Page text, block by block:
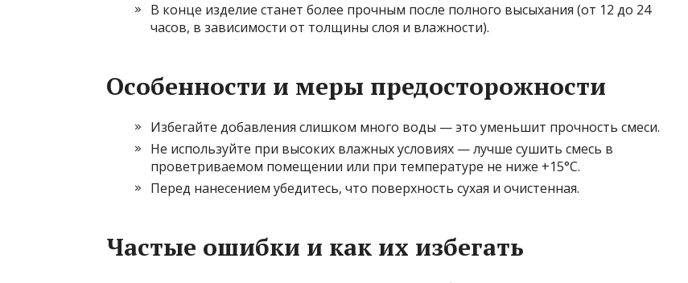
В конце изделие станет более прочным после полного высыхания (от 12 до 24
часов, в зависимости от толщины слоя и влажности).
Особенности и меры предосторожности
Избегайте добавления слишком много воды — это уменьшит прочность смеси.
Не используйте при высоких влажных условиях — лучше сушить смесь в
проветриваемом помещении или при температуре не ниже +15°C.
Перед нанесением убедитесь, что поверхность сухая и очистенная.
Частые ошибки и как их избегать